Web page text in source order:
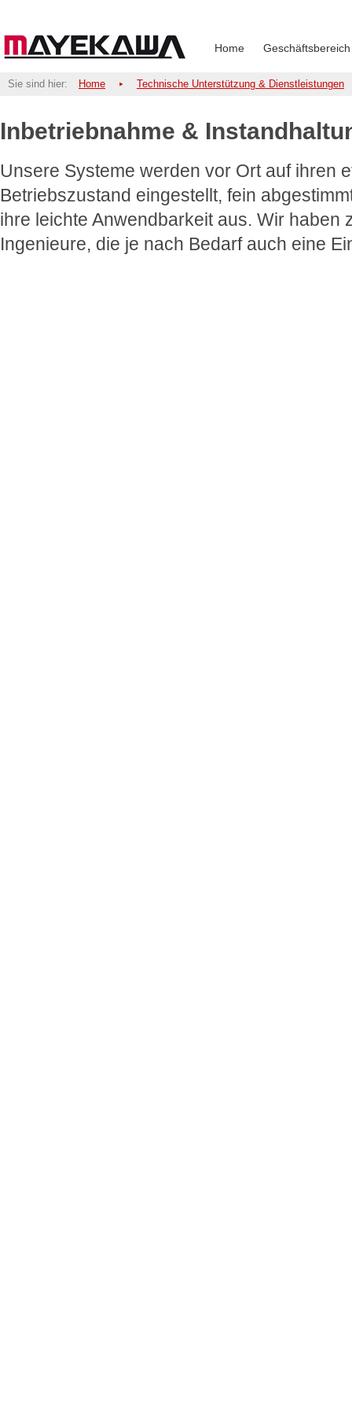
Home Geschäftsbereich
Sie sind hier: Home Technische Unterstützung & Dienstleistungen
Inbetriebnahme &
Unsere Systeme werden vor Ort auf ihren
Betriebszustand eingestellt, fein
ihre leichte Anwendbarkeit aus. Wir haben
Ingenieure, die je nach Bedarf auch eine